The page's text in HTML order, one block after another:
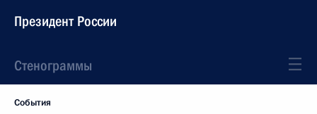
Президент России
Стенограммы
События